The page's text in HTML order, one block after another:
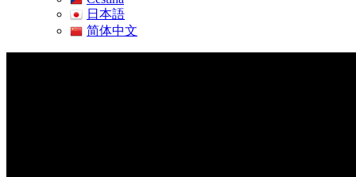
日本語
简体中文